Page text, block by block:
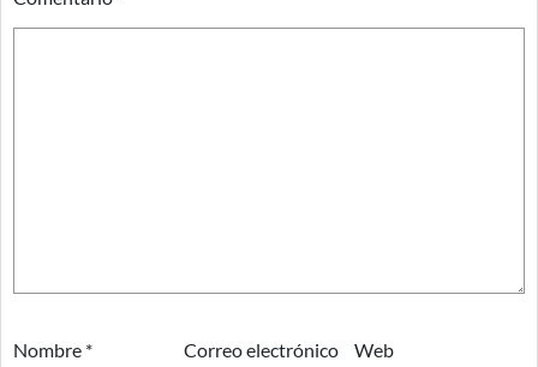
Nombre *
Correo electrónico
Web